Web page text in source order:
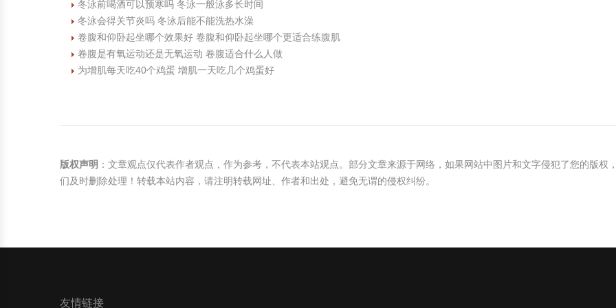
冬泳前喝酒可以预寒吗 冬泳一般泳多长时间
冬泳会得关节炎吗 冬泳后能不能洗热水澡
卷腹和仰卧起坐哪个效果好 卷腹和仰卧起坐哪个更适合练腹肌
卷腹是有氧运动还是无氧运动 卷腹适合什么人做
为增肌每天吃40个鸡蛋 增肌一天吃几个鸡蛋好
版权声明 ：文章观点仅代表作者观点，作为参考，不代表本站观点。部分文章来源于网络，如果网站中图片和文字侵犯了您的版权
们及时删除处理！转载本站内容，请注明转载网址、作者和出处，避免无谓的侵权纠纷。
友情链接